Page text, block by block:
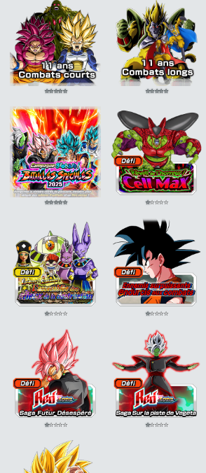
Super Saiyan
+10%
Super SaiyanATT
+15%
Super SaiyanATT
+15%
⭐⭐⭐⭐⭐ ⭐⭐⭐⭐⭐
⭐⭐⭐⭐⭐ ⭐⭐⭐⭐⭐
⭐⭐⭐⭐⭐ ⭐⭐⭐⭐⭐
⭐⭐⭐⭐⭐ ⭐⭐⭐⭐⭐